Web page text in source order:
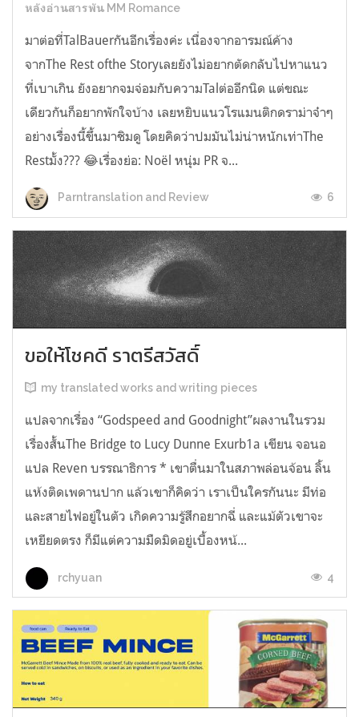
หลังอ่านสารพัน MM Romance
มาต่อที่TalBauerกันอีกเรื่องค่ะ เนื่องจากอารมณ์ค้าง
จากThe Rest ofthe Storyเลยยังไม่อยากตัดกลับไปหาแนว
ที่เบาเกิน ยังอยากจมจ่อมกับความTalต่ออีกนิด แต่ขณะ
เดียวกันก็อยากพักใจบ้าง เลยหยิบแนวโรแมนติกดราม่าจ๋าๆ
อย่างเรื่องนี้ขึ้นมาชิมดู โดยคิดว่าปมมันไม่น่าหนักเท่าThe
Restมั้ง??? 😂เรื่องย่อ: Noël หนุ่ม PR จ...
Parntranslation and Review 6
ขอให้โชคดี ราตรีสวัสดิ์
my translated works and writing pieces
แปลจากเรื่อง “Godspeed and Goodnight”ผลงานในรวม
เรื่องสั้นThe Bridge to Lucy Dunne Exurb1a เขียน จอนอ
แปล Reven บรรณาธิการ * เขาตื่นมาในสภาพล่อนจ้อน ลิ้น
แห้งติดเพดานปาก แล้วเขาก็คิดว่า เราเป็นใครกันนะ มีท่อ
และสายไฟอยู่ในตัว เกิดความรู้สึกอยากฉี่ และแม้ตัวเขาจะ
เหยียดตรง ก็มีแต่ความมืดมิดอยู่เบื้องหน้...
rchyuan 4